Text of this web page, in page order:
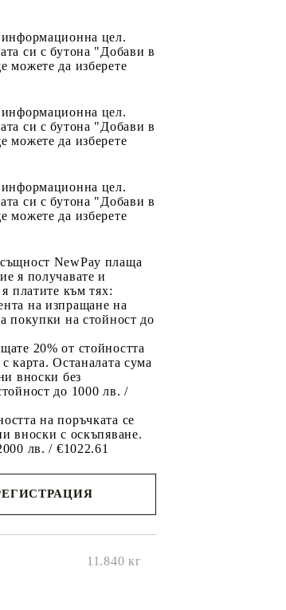
информационна цел.
си с бутона "Добави в
можете да изберете
информационна цел.
си с бутона "Добави в
можете да изберете
информационна цел.
си с бутона "Добави в
можете да изберете
NewPay плаща
я получавате и
платите към тях:
на изпращане на
покупки на стойност до
20% от стойността
карта. Останалата сума
вноски без
до 1000 лв. /
на поръчката се
вноски с оскъпяване.
лв. / €1022.61
11.840 кг